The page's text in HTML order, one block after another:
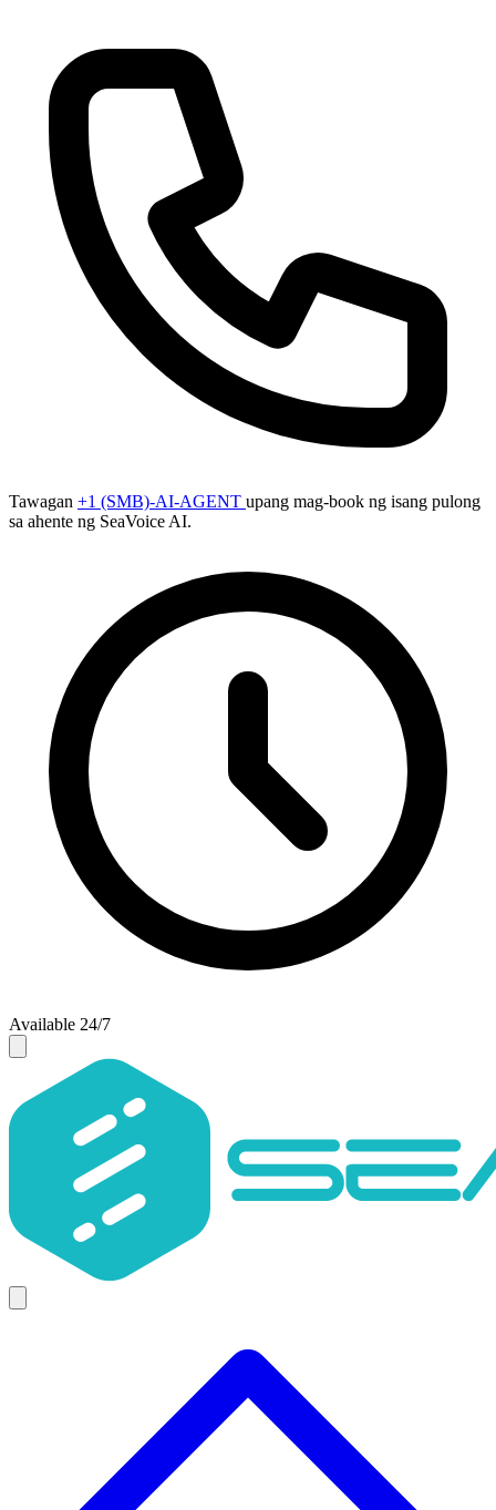
Tawagan +1 (SMB)-AI-AGENT upang mag-book ng isang pulong
sa ahente ng SeaVoice AI.
Available 24/7